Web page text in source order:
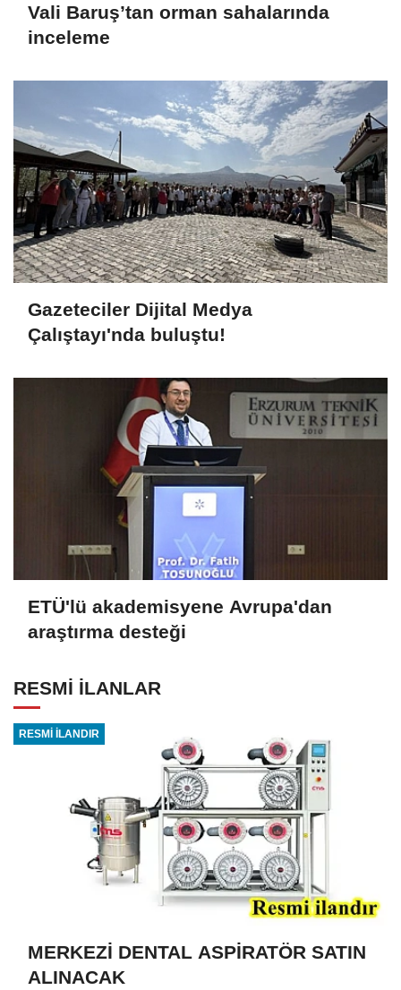
Vali Baruş’tan orman sahalarında
inceleme
Gazeteciler Dijital Medya
Çalıştayı'nda buluştu!
ETÜ'lü akademisyene Avrupa'dan
araştırma desteği
RESMİ İLANLAR
RESMİ İLANDIR
MERKEZİ DENTAL ASPİRATÖR SATIN
ALINACAK